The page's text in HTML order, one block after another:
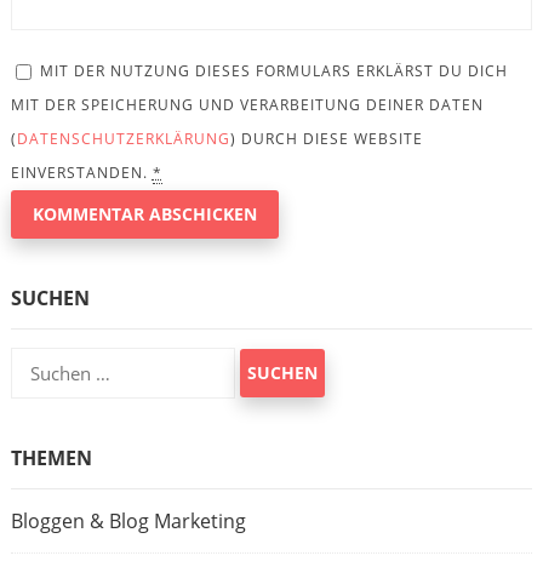
MIT DER NUTZUNG DIESES FORMULARS ERKLÄRST DU DICH
MIT DER SPEICHERUNG UND VERARBEITUNG DEINER DATEN
(DATENSCHUTZERKLÄRUNG) DURCH DIESE WEBSITE
EINVERSTANDEN. *
SUCHEN
Suchen
nach:
THEMEN
Bloggen & Blog Marketing